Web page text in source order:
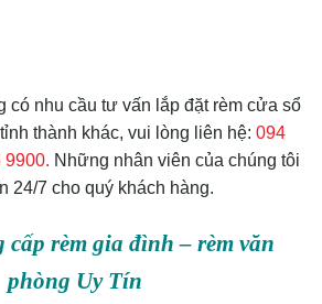
có nhu cầu tư vấn lắp đặt rèm cửa sổ
thành khác, vui lòng liên hệ: 094
9900. Những nhân viên của chúng tôi
24/7 cho quý khách hàng.
cấp rèm gia đình – rèm văn
phòng Uy Tín